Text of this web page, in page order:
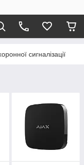
сигналізації